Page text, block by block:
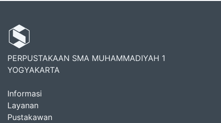
PERPUSTAKAAN SMA MUHAMMADIYAH 1
YOGYAKARTA
Informasi
Layanan
Pustakawan